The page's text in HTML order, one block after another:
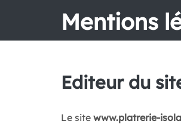
Mentions
Editeur du
Le site www.platrerie-